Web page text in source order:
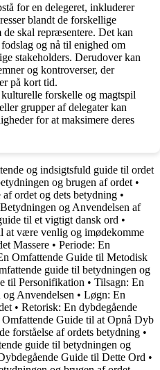
for en delegeret, inkluderer
blandt de forskellige
skal repræsentere. Det kan
og nå til enighed om
stakeholders. Derudover kan
og kontroverser, der
på kort tid.
forskelle og magtspil
grupper af delegater kan
for at maksimere deres
og indsigtsfuld guide til ordet
og brugen af ordet •
af ordet og dets betydning •
og Anvendelsen af
til et vigtigt dansk ord •
at være venlig og imødekomme
Massere • Periode: En
Omfattende Guide til Metodisk
guide til betydningen og
til Personifikation • Tilsagn: En
Anvendelsen • Løgn: En
• Retorisk: En dybdegående
Guide til at Opnå Dyb
forståelse af ordets betydning •
guide til betydningen og
Guide til Dette Ord •